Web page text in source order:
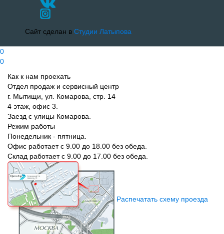
Сайт сделан в Студии Латыпова
0
0
Как к нам проехать
Отдел продаж и сервисный центр
г. Мытищи, ул. Комарова, стр. 14
4 этаж, офис 3.
Заезд с улицы Комарова.
Режим работы
Понедельник - пятница.
Офис работает с 9.00 до 18.00 без обеда.
Склад работает с 9.00 до 17.00 без обеда.
Распечатать схему проезда